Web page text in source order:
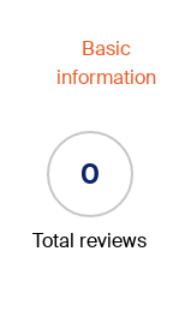
Basic
information
0
Total reviews